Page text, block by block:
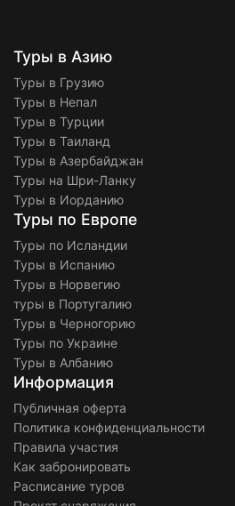
Туры в Азию
Туры в Грузию
Туры в Непал
Туры в Турции
Туры в Таиланд
Туры в Азербайджан
Туры на Шри-Ланку
Туры в Иорданию
Туры по Европе
Туры по Исландии
Туры в Испанию
Туры в Норвегию
туры в Португалию
Туры в Черногорию
Туры по Украине
Туры в Албанию
Информация
Публичная оферта
Политика конфиденциальности
Правила участия
Как забронировать
Расписание туров